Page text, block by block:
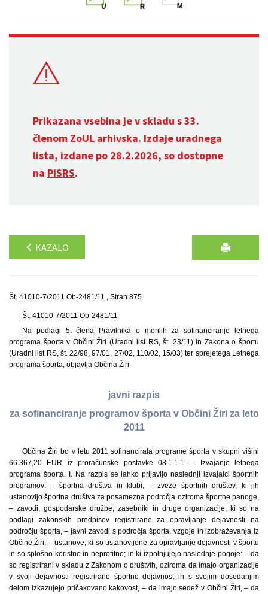
Prikazana vsebina je v skladu s 33.
členom ZoUL arhivska. Izdaje uradnega
lista, izdane po 28.2.2026, so dostopne
na PISRS.
KAZALO
Št. 41010-7/2011 Ob-2481/11 , Stran 875
Št. 41010-7/2011 Ob-2481/11
Na podlagi 5. člena Pravilnika o merilih za sofinanciranje letnega
programa športa v Občini Žiri (Uradni list RS, št. 23/11) in Zakona o športu
(Uradni list RS, št. 22/98, 97/01, 27/02, 110/02, 15/03) ter sprejetega Letnega
programa športa, objavlja Občina Žiri
javni razpis
za sofinanciranje programov športa v Občini Žiri za leto
2011
Občina Žiri bo v letu 2011 sofinancirala programe športa v skupni višini
66.367,20 EUR iz proračunske postavke 08.1.1.1. – Izvajanje letnega
programa športa. I. Na razpis se lahko prijavijo naslednji izvajalci športnih
programov: – športna društva in klubi, – zveze športnih društev, ki jih
ustanovijo športna društva za posamezna področja oziroma športne panoge,
– zavodi, gospodarske družbe, zasebniki in druge organizacije, ki so na
podlagi zakonskih predpisov registrirane za opravljanje dejavnosti na
področju športa, – javni zavodi s področja športa, vzgoje in izobraževanja iz
Občine Žiri, – ustanove, ki so ustanovljene za opravljanje dejavnosti v športu
in so splošno koristne in neprofitne; in ki izpolnjujejo naslednje pogoje: – da
so registrirani v skladu z Zakonom o društvih, oziroma da imajo organizacije
v svoji dejavnosti registrirano športno dejavnost in s svojim dosedanjim
delom izkazujejo pričakovano kakovost, – da imajo sedež v Občini Žiri, – da